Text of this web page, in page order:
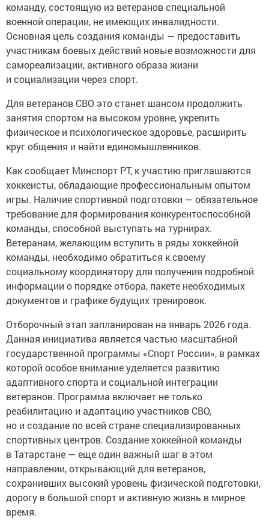
команду, состоящую из ветеранов специальной
военной операции, не имеющих инвалидности.
Основная цель создания команды — предоставить
участникам боевых действий новые возможности для
самореализации, активного образа жизни
и социализации через спорт.
Для ветеранов СВО это станет шансом продолжить
занятия спортом на высоком уровне, укрепить
физическое и психологическое здоровье, расширить
круг общения и найти единомышленников.
Как сообщает Минспорт РТ, к участию приглашаются
хоккеисты, обладающие профессиональным опытом
игры. Наличие спортивной подготовки — обязательное
требование для формирования конкурентоспособной
команды, способной выступать на турнирах.
Ветеранам, желающим вступить в ряды хоккейной
команды, необходимо обратиться к своему
социальному координатору для получения подробной
информации о порядке отбора, пакете необходимых
документов и графике будущих тренировок.
Отборочный этап запланирован на январь 2026 года.
Данная инициатива является частью масштабной
государственной программы «Спорт России», в рамках
которой особое внимание уделяется развитию
адаптивного спорта и социальной интеграции
ветеранов. Программа включает не только
реабилитацию и адаптацию участников СВО,
но и создание по всей стране специализированных
спортивных центров. Создание хоккейной команды
в Татарстане — еще один важный шаг в этом
направлении, открывающий для ветеранов,
сохранивших высокий уровень физической подготовки,
дорогу в большой спорт и активную жизнь в мирное
время.